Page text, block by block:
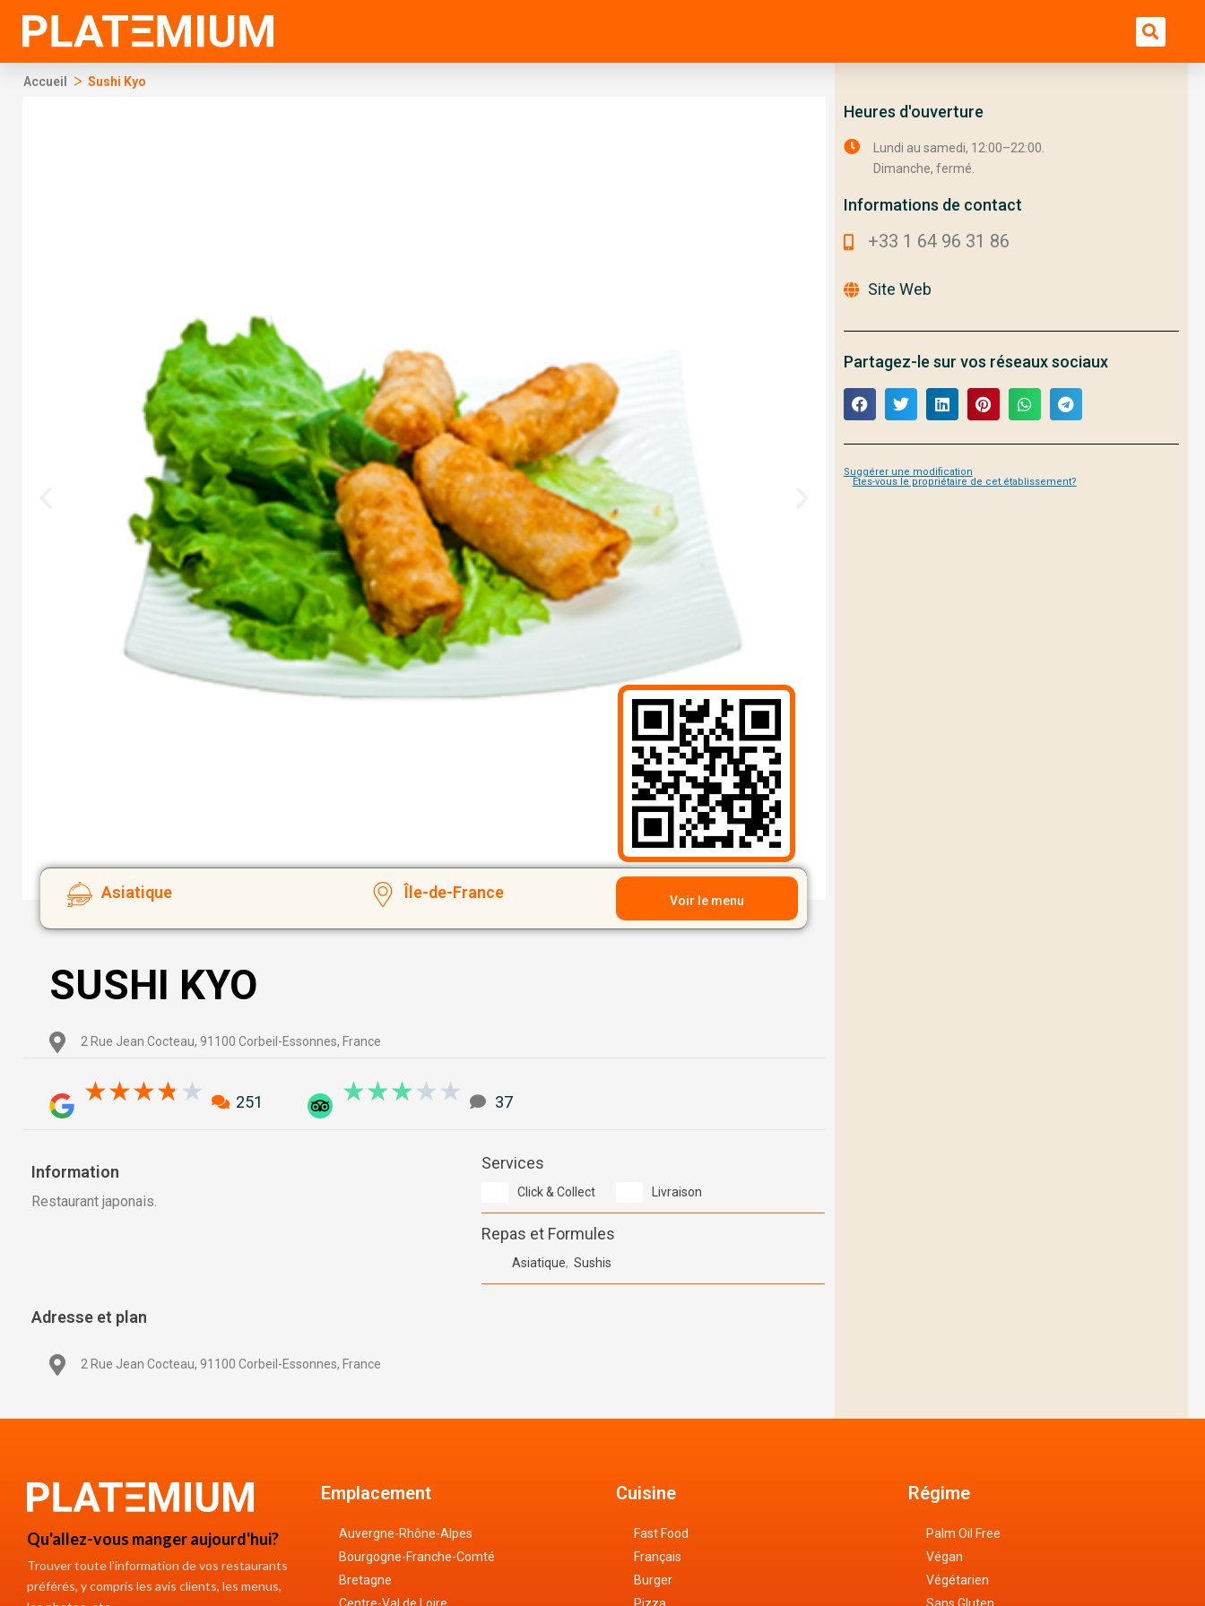
contenido
Accueil > Sushi Kyo
Asiatique Île-de-France Voir le menu
SUSHI KYO
2 Rue Jean Cocteau, 91100 Corbeil-Essonnes, France
★★★★★ 3.8/5
251 ★★★★★ 3/537
Information
Restaurant japonais.
Services
Click & Collect Livraison
Repas et Formules
Asiatique,Sushis
Adresse et plan
2 Rue Jean Cocteau, 91100 Corbeil-Essonnes, France
Heures d'ouverture
Lundi au samedi, 12:00–22:00.
Dimanche, fermé.
Informations de contact
+33 1 64 96 31 86
Site Web
Partagez-le sur vos réseaux sociaux
Suggérer une modification
Êtes-vous le propriétaire de cet établissement?
Qu'allez-vous manger aujourd'hui?
Trouver toute l’information de vos restaurants
préférés, y compris les avis clients, les menus,
Emplacement
Auvergne-Rhône-Alpes
Bourgogne-Franche-Comté
Bretagne
Cuisine
Fast Food
Français
Burger
Régime
Palm Oil Free
Végan
Végétarien